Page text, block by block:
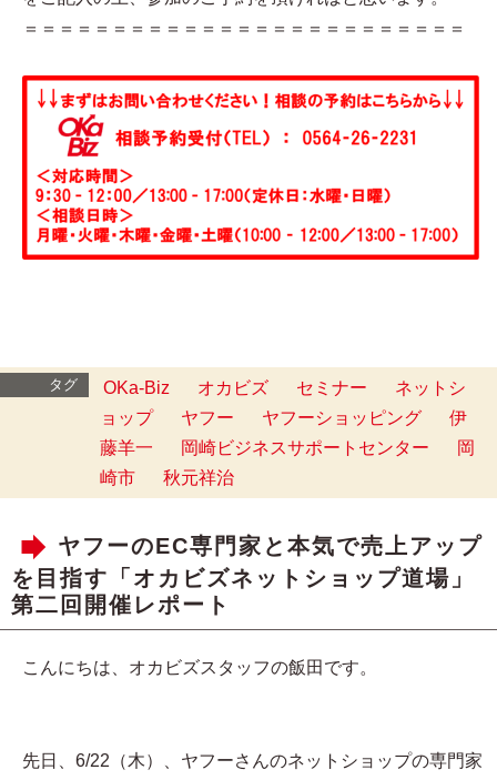
＝＝＝＝＝＝＝＝＝＝＝＝＝＝＝＝＝＝＝＝＝＝＝＝＝
タグ OKa-Biz オカビズ セミナー
ネットシ
ョップ
ヤフー ヤフーショッピング
伊
藤羊一
岡崎ビジネスサポートセンター
岡
崎市
秋元祥治
ヤフーのEC専門家と本気で売上アップ
を目指す「オカビズネットショップ道場」
第二回開催レポート
こんにちは、オカビズスタッフの飯田です。
先日、6/22（木）、ヤフーさんのネットショップの専門家